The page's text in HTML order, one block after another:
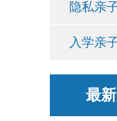
隐私亲
入学亲
最